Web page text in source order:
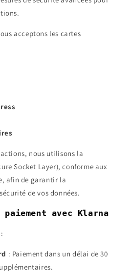
acceptons les cartes
nous utilisons la
Socket Layer), conforme aux
afin de garantir la
de vos données.
avec Klarna
:
: Paiement dans un délai de 30